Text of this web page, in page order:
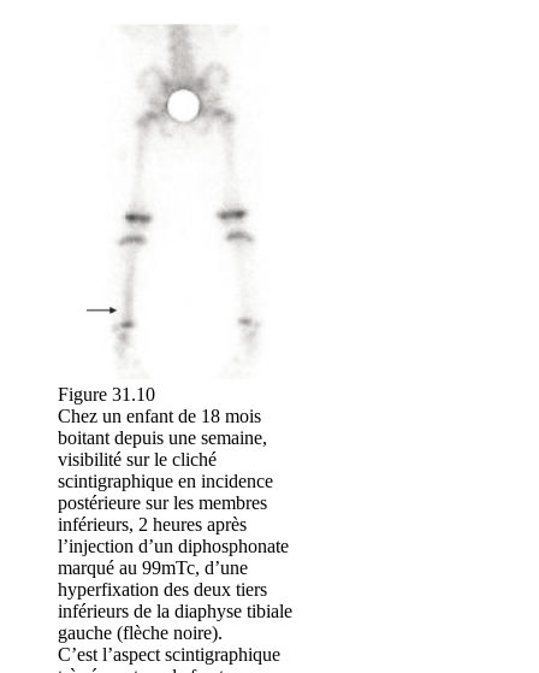
Figure 31.10
Chez un enfant de 18 mois
boitant depuis une semaine,
visibilité sur le cliché
scintigraphique en incidence
postérieure sur les membres
inférieurs, 2 heures après
l’injection d’un diphosphonate
marqué au 99mTc, d’une
hyperfixation des deux tiers
inférieurs de la diaphyse tibiale
gauche (flèche noire).
C’est l’aspect scintigraphique